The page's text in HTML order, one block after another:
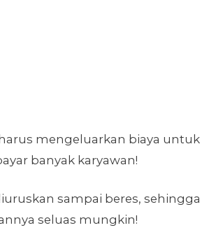
mengeluarkan biaya untuk
banyak karyawan!
sampai beres, sehingga
seluas mungkin!